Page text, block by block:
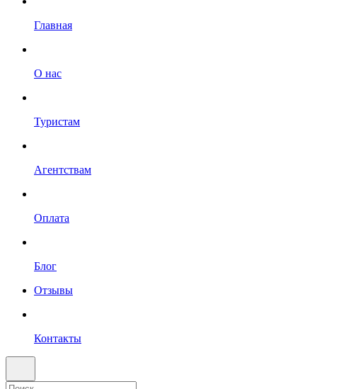
Главная
О нас
Туристам
Агентствам
Оплата
Блог
Отзывы
Контакты